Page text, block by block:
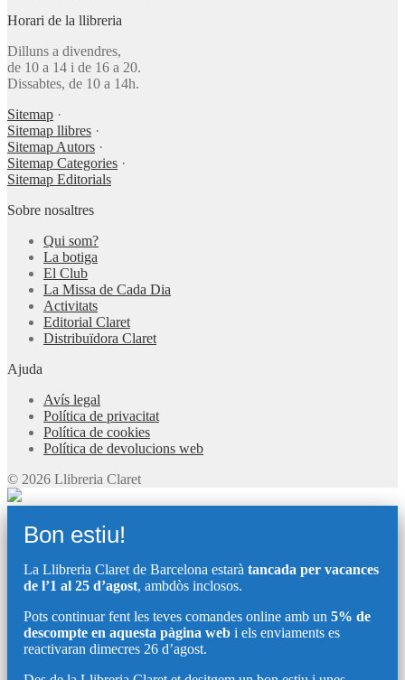
Horari de la llibreria
Dilluns a divendres,
de 10 a 14 i de 16 a 20.
Dissabtes, de 10 a 14h.
Sitemap ·
Sitemap llibres ·
Sitemap Autors ·
Sitemap Categories ·
Sitemap Editorials
Sobre nosaltres
Qui som?
La botiga
El Club
La Missa de Cada Dia
Activitats
Editorial Claret
Distribuïdora Claret
Ajuda
Avís legal
Política de privacitat
Política de cookies
Política de devolucions web
© 2026 Llibreria Claret
Bon estiu!
La Llibreria Claret de Barcelona estarà tancada per vacances
de l’1 al 25 d’agost, ambdòs inclosos.
Pots continuar fent les teves comandes online amb un 5% de
descompte en aquesta pàgina web i els enviaments es
reactivaran dimecres 26 d’agost.